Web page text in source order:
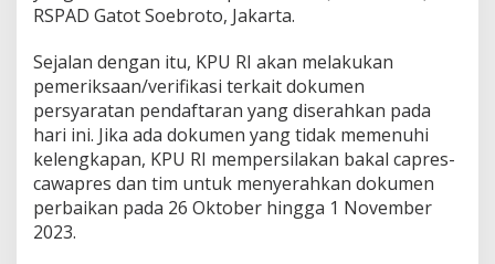
RSPAD Gatot Soebroto, Jakarta.
Sejalan dengan itu, KPU RI akan melakukan
pemeriksaan/verifikasi terkait dokumen
persyaratan pendaftaran yang diserahkan pada
hari ini. Jika ada dokumen yang tidak memenuhi
kelengkapan, KPU RI mempersilakan bakal capres-
cawapres dan tim untuk menyerahkan dokumen
perbaikan pada 26 Oktober hingga 1 November
2023.